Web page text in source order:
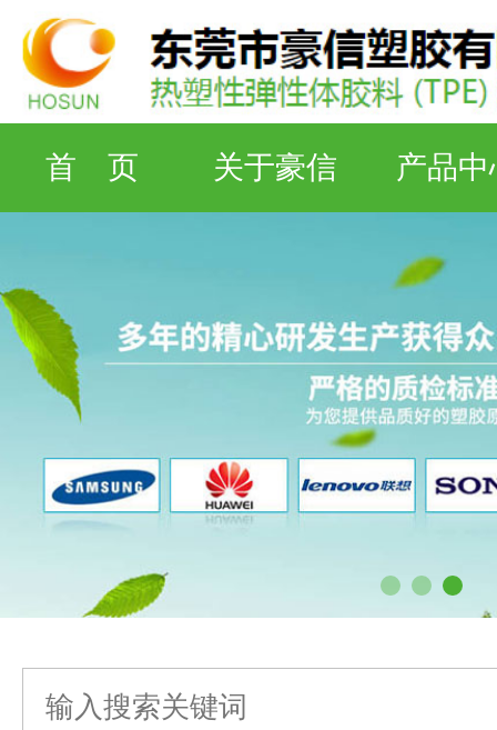
首 页 关于豪信 产品中
联系